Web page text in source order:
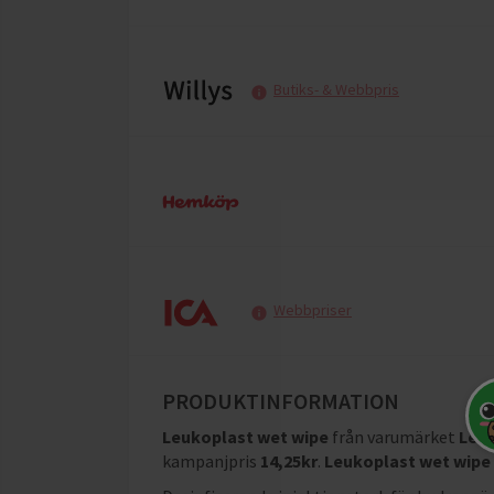
Butiks- & Webbpris
Webbpriser
PRODUKTINFORMATION
Leukoplast wet wipe från varumärket
kampanjpris 14,25kr. Leukoplast wet wipe